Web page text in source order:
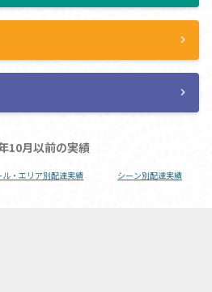
chevron_right
chevron_right
10月以前の実績
ル・エリア別配達実績 シーン別配達実績